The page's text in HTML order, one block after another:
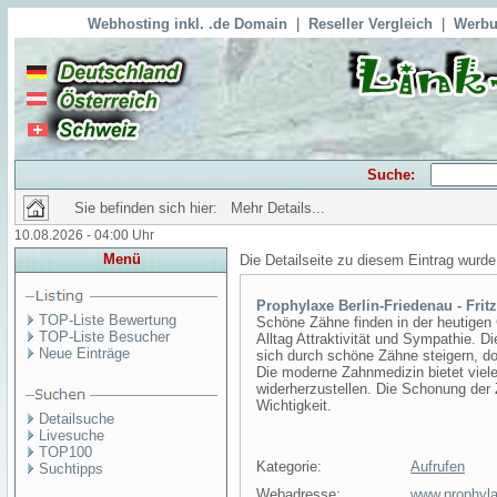
Webhosting inkl. .de Domain Reseller Vergleich
Suche:
Sie befinden sich hier: Mehr Details...
10.08.2026 - 04:00 Uhr
Menü
TOP-Liste Bewertung
TOP-Liste Besucher
Neue Einträge
Detailsuche
Livesuche
TOP100
Suchtipps
Die Detailseite zu diesem Eintrag
Prophylaxe Berlin-Friedenau -
Schöne Zähne finden in der
Alltag Attraktivität und Sympathie.
sich durch schöne Zähne steigern,
Die moderne Zahnmedizin bietet
widerherzustellen. Die Schonung
Wichtigkeit.
Kategorie:
Aufrufen